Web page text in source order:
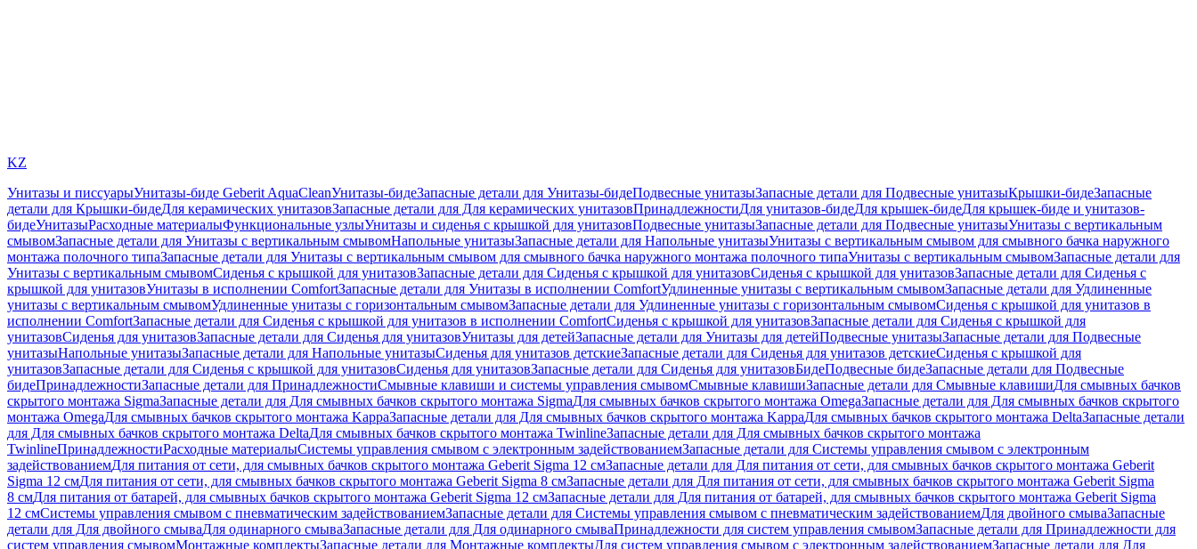
KZ
Унитазы и писсуарыУнитазы-биде Geberit AquaCleanУнитазы-бидеЗапасные детали для Унитазы-бидеПодвесные унитазыЗапасные детали для Подвесные унитазыКрышки-бидеЗапасные
детали для Крышки-бидеДля керамических унитазовЗапасные детали для Для керамических унитазовПринадлежностиДля унитазов-бидеДля крышек-бидеДля крышек-биде и унитазов-
бидеУнитазыРасходные материалыФункциональные узлыУнитазы и сиденья с крышкой для унитазовПодвесные унитазыЗапасные детали для Подвесные унитазыУнитазы с вертикальным
смывомЗапасные детали для Унитазы с вертикальным смывомНапольные унитазыЗапасные детали для Напольные унитазыУнитазы с вертикальным смывом для смывного бачка наружного
монтажа полочного типаЗапасные детали для Унитазы с вертикальным смывом для смывного бачка наружного монтажа полочного типаУнитазы с вертикальным смывомЗапасные детали для
Унитазы с вертикальным смывомСиденья с крышкой для унитазовЗапасные детали для Сиденья с крышкой для унитазовСиденья с крышкой для унитазовЗапасные детали для Сиденья с
крышкой для унитазовУнитазы в исполнении ComfortЗапасные детали для Унитазы в исполнении ComfortУдлиненные унитазы с вертикальным смывомЗапасные детали для Удлиненные
унитазы с вертикальным смывомУдлиненные унитазы с горизонтальным смывомЗапасные детали для Удлиненные унитазы с горизонтальным смывомСиденья с крышкой для унитазов в
исполнении ComfortЗапасные детали для Сиденья с крышкой для унитазов в исполнении ComfortСиденья с крышкой для унитазовЗапасные детали для Сиденья с крышкой для
унитазовСиденья для унитазовЗапасные детали для Сиденья для унитазовУнитазы для детейЗапасные детали для Унитазы для детейПодвесные унитазыЗапасные детали для Подвесные
унитазыНапольные унитазыЗапасные детали для Напольные унитазыСиденья для унитазов детскиеЗапасные детали для Сиденья для унитазов детскиеСиденья с крышкой для
унитазовЗапасные детали для Сиденья с крышкой для унитазовСиденья для унитазовЗапасные детали для Сиденья для унитазовБидеПодвесные бидеЗапасные детали для Подвесные
бидеПринадлежностиЗапасные детали для ПринадлежностиСмывные клавиши и системы управления смывомСмывные клавишиЗапасные детали для Смывные клавишиДля смывных бачков
скрытого монтажа SigmaЗапасные детали для Для смывных бачков скрытого монтажа SigmaДля смывных бачков скрытого монтажа OmegaЗапасные детали для Для смывных бачков скрытого
монтажа OmegaДля смывных бачков скрытого монтажа KappaЗапасные детали для Для смывных бачков скрытого монтажа KappaДля смывных бачков скрытого монтажа DeltaЗапасные детали
для Для смывных бачков скрытого монтажа DeltaДля смывных бачков скрытого монтажа TwinlineЗапасные детали для Для смывных бачков скрытого монтажа
TwinlineПринадлежностиРасходные материалыСистемы управления смывом с электронным задействованиемЗапасные детали для Системы управления смывом с электронным
задействованиемДля питания от сети, для смывных бачков скрытого монтажа Geberit Sigma 12 смЗапасные детали для Для питания от сети, для смывных бачков скрытого монтажа Geberit
Sigma 12 смДля питания от сети, для смывных бачков скрытого монтажа Geberit Sigma 8 смЗапасные детали для Для питания от сети, для смывных бачков скрытого монтажа Geberit Sigma
8 смДля питания от батарей, для смывных бачков скрытого монтажа Geberit Sigma 12 смЗапасные детали для Для питания от батарей, для смывных бачков скрытого монтажа Geberit Sigma
12 смСистемы управления смывом с пневматическим задействованиемЗапасные детали для Системы управления смывом с пневматическим задействованиемДля двойного смываЗапасные
детали для Для двойного смываДля одинарного смываЗапасные детали для Для одинарного смываПринадлежности для систем управления смывомЗапасные детали для Принадлежности для
систем управления смывомМонтажные комплектыЗапасные детали для Монтажные комплектыДля систем управления смывом с электронным задействованиемЗапасные детали для Для